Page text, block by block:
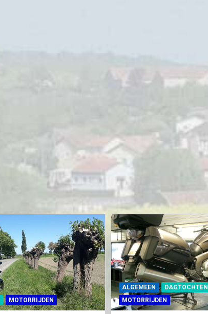
MOTORRIJDEN MOTORVAKANTIES
Sauerlandtoer 2021 – ZMV
02/10/2021 Sjoerd
MOTORRIJDEN
ALGEMEEN
DAGTOCHTEN
MOTORRIJDEN